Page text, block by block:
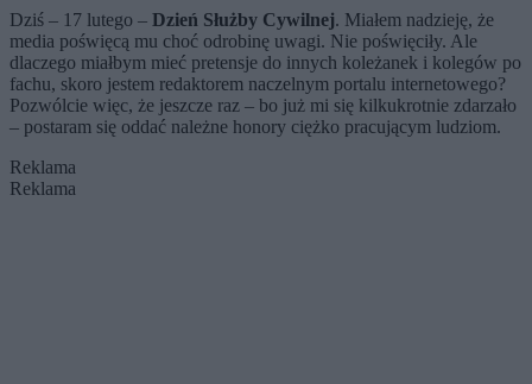
Dziś – 17 lutego – Dzień Służby Cywilnej. Miałem nadzieję, że
media poświęcą mu choć odrobinę uwagi. Nie poświęciły. Ale
dlaczego miałbym mieć pretensje do innych koleżanek i kolegów po
fachu, skoro jestem redaktorem naczelnym portalu internetowego?
Pozwólcie więc, że jeszcze raz – bo już mi się kilkukrotnie zdarzało
– postaram się oddać należne honory ciężko pracującym ludziom.
Reklama
Reklama